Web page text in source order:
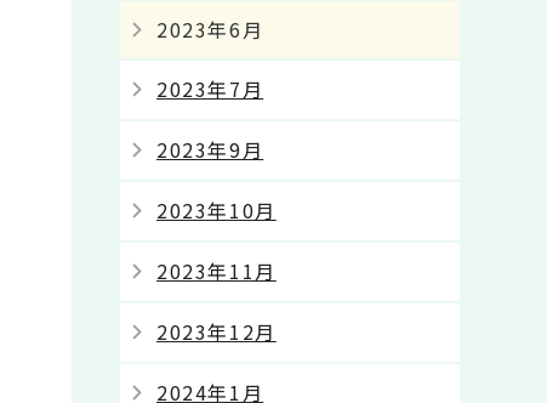
2023年6月
2023年7月
2023年9月
2023年10月
2023年11月
2023年12月
2024年1月